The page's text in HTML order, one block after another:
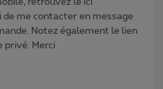
retrouvez le ici
me contacter en message
Notez également le lien
privé. Merci